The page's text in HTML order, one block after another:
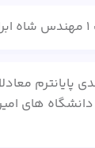
پایانترم
دانشگاه